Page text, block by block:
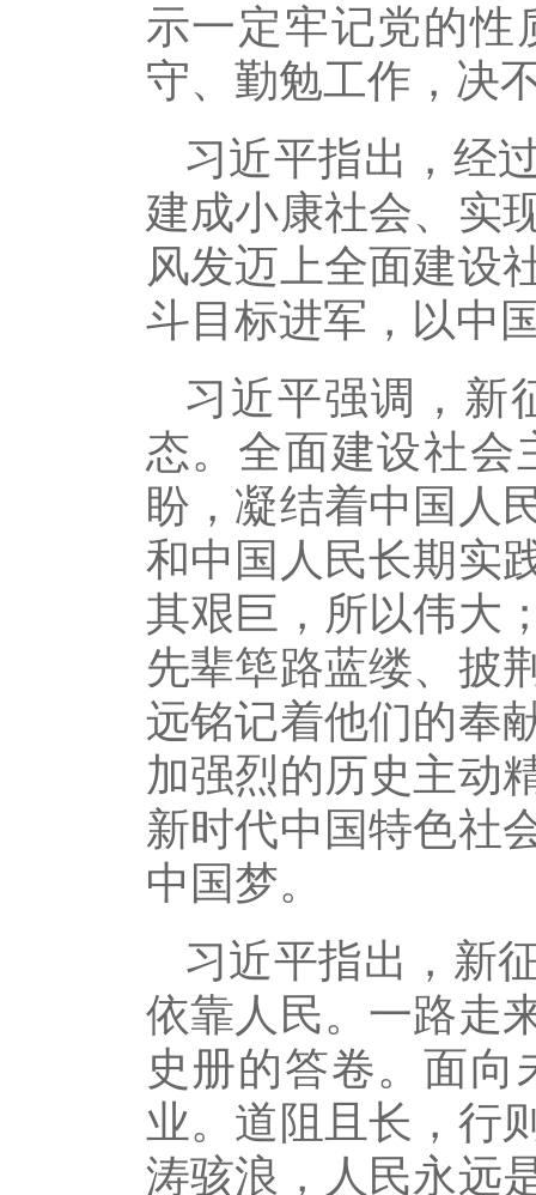
示一定牢记党的性
守、勤勉工作，决
习近平指出，经
建成小康社会、实
风发迈上全面建设
斗目标进军，以中
习近平强调，新
态。全面建设社会
盼，凝结着中国人
和中国人民长期实
其艰巨，所以伟大
先辈筚路蓝缕、披
远铭记着他们的奉
加强烈的历史主动
新时代中国特色社
中国梦。
习近平指出，新
依靠人民。一路走
史册的答卷。面
业。道阻且长，行
涛骇浪，人民永远